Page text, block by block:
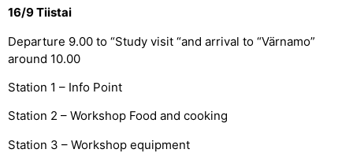
16/9 Tiistai
Departure 9.00 to “Study visit “and arrival to “Värnamo”
around 10.00
Station 1 – Info Point
Station 2 – Workshop Food and cooking
Station 3 – Workshop equipment